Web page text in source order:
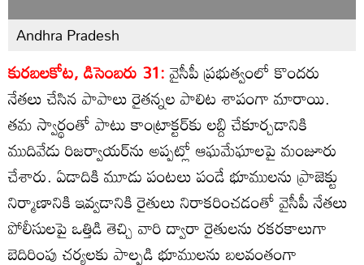
Andhra Pradesh
కురబలకోట, డిసెంబరు 31:వైసీపీ ప్రభుత్వంలో కొందరు
నేతలు చేసిన పాపాలు రైతన్నల పాలిట శాపంగా మారాయి.
తమ స్వార్థంతో పాటు కాంట్రాక్టర్‌కు లబ్ది చేకూర్చడానికి
ముదివేడు రిజర్వాయర్‌ను అప్పట్లో ఆఘమేఘాలపై మంజూరు
చేశారు. ఏడాదికి మూడు పంటలు పండే భూములను ప్రాజెక్టు
నిర్మాణానికి ఇవ్వడానికి రైతులు నిరాకరించడంతో వైసీపీ నేతలు
పోలీసులపై ఒత్తిడి తెచ్చి వారి ద్వారా రైతులను రకరకాలుగా
బెదిరింపు చర్యలకు పాల్పడి భూములను బలవంతంగా